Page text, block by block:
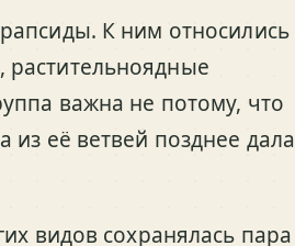
К ним относились
важна не потому, что
её ветвей позднее дала
видов сохранялась пара